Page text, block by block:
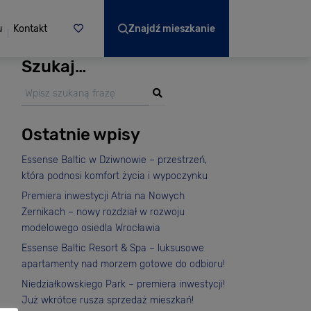
Kontakt Znajdź mieszkanie
Szukaj…
Ostatnie wpisy
Essense Baltic w Dziwnowie – przestrzeń,
która podnosi komfort życia i wypoczynku
Premiera inwestycji Atria na Nowych
Żernikach – nowy rozdział w rozwoju
modelowego osiedla Wrocławia
Essense Baltic Resort & Spa – luksusowe
apartamenty nad morzem gotowe do odbioru!
Niedziałkowskiego Park – premiera inwestycji!
Już wkrótce rusza sprzedaż mieszkań!